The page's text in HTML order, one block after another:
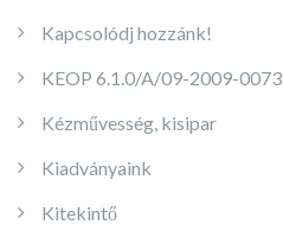
Kapcsolódj hozzánk!
KEOP 6.1.0/A/09-2009-0073
Kézművesség, kisipar
Kiadványaink
Kitekintő